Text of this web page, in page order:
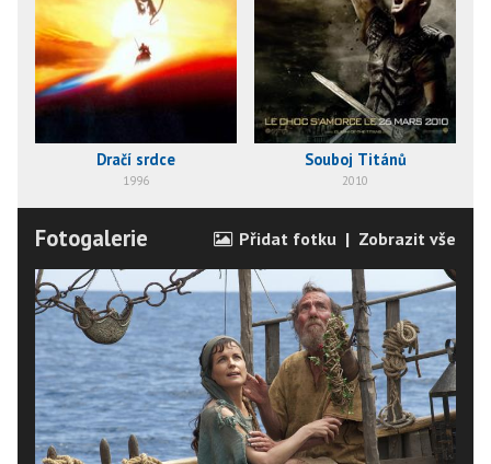
Dračí srdce
1996
Souboj Titánů
2010
Fotogalerie Přidat fotku | Zobrazit vše